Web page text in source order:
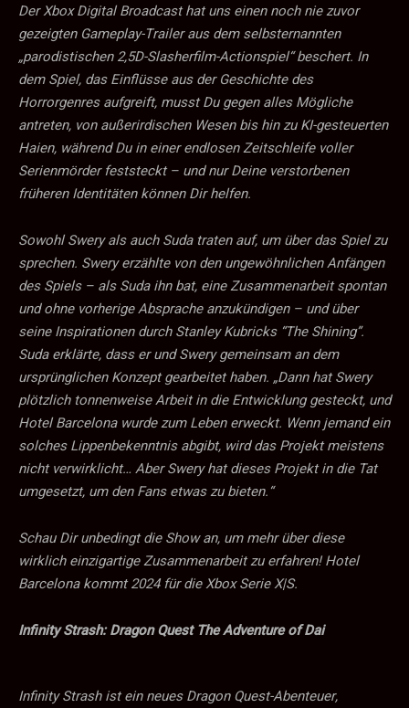
Der Xbox Digital Broadcast hat uns einen noch nie zuvor
gezeigten Gameplay-Trailer aus dem selbsternannten
„parodistischen 2,5D-Slasherfilm-Actionspiel“ beschert. In
dem Spiel, das Einflüsse aus der Geschichte des
Horrorgenres aufgreift, musst Du gegen alles Mögliche
antreten, von außerirdischen Wesen bis hin zu KI-gesteuerten
Haien, während Du in einer endlosen Zeitschleife voller
Serienmörder feststeckt – und nur Deine verstorbenen
früheren Identitäten können Dir helfen.
Sowohl Swery als auch Suda traten auf, um über das Spiel zu
sprechen. Swery erzählte von den ungewöhnlichen Anfängen
des Spiels – als Suda ihn bat, eine Zusammenarbeit spontan
und ohne vorherige Absprache anzukündigen – und über
seine Inspirationen durch Stanley Kubricks “The Shining”.
Suda erklärte, dass er und Swery gemeinsam an dem
ursprünglichen Konzept gearbeitet haben. „Dann hat Swery
plötzlich tonnenweise Arbeit in die Entwicklung gesteckt, und
Hotel Barcelona wurde zum Leben erweckt. Wenn jemand ein
solches Lippenbekenntnis abgibt, wird das Projekt meistens
nicht verwirklicht… Aber Swery hat dieses Projekt in die Tat
umgesetzt, um den Fans etwas zu bieten.“
Schau Dir unbedingt die Show an, um mehr über diese
wirklich einzigartige Zusammenarbeit zu erfahren! Hotel
Barcelona kommt 2024 für die Xbox Serie X|S.
Infinity Strash: Dragon Quest The Adventure of Dai
Infinity Strash ist ein neues Dragon Quest-Abenteuer,